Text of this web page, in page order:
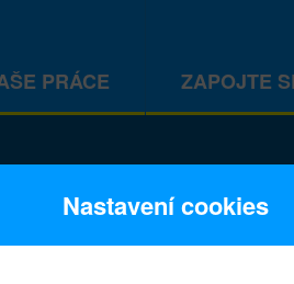
PRÁCE ZAPOJTE
Nastavení cookies